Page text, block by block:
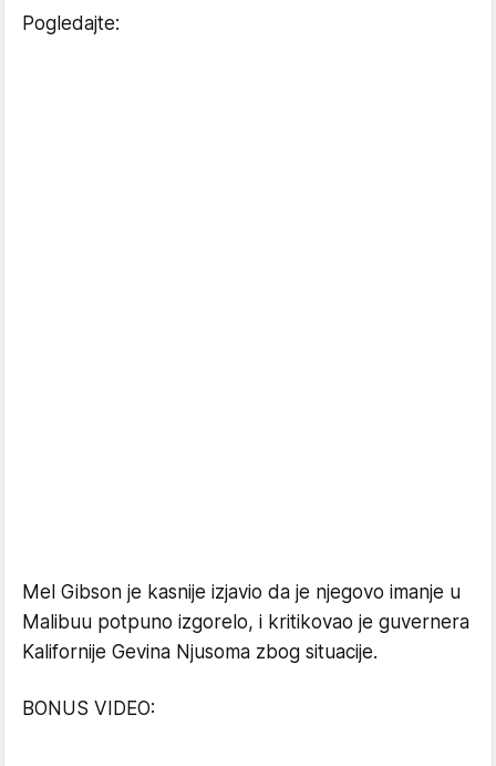
Pogledajte:
Mel Gibson je kasnije izjavio da je njegovo imanje u
Malibuu potpuno izgorelo, i kritikovao je guvernera
Kalifornije Gevina Njusoma zbog situacije.
BONUS VIDEO: